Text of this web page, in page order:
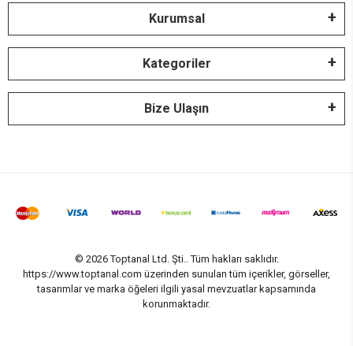
Kurumsal
Kategoriler
Bize Ulaşın
© 2026 Toptanal Ltd. Şti.. Tüm hakları saklıdır.
https://www.toptanal.com üzerinden sunulan tüm içerikler, görseller,
tasarımlar ve marka öğeleri ilgili yasal mevzuatlar kapsamında
korunmaktadır.